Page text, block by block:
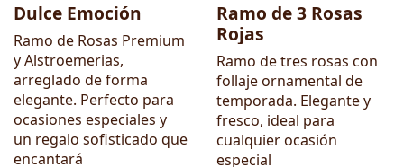
Dulce Emoción
Ramo de Rosas Premium
y Alstroemerias,
arreglado de forma
elegante. Perfecto para
ocasiones especiales y
un regalo sofisticado que
encantará
Ramo de 3 Rosas
Rojas
Ramo de tres rosas con
follaje ornamental de
temporada. Elegante y
fresco, ideal para
cualquier ocasión
especial